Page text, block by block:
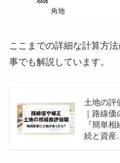
ここまでの詳細な計算方
事でも解説しています。
土地の評
｜路線
『簡単
続と資